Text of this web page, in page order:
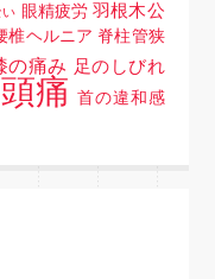
い 眼精疲労 羽根木公
椎ヘルニア 脊柱管狭
の痛み 足のしびれ
頭痛 首の違和感